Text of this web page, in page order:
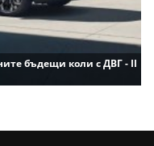
бъдещи коли с ДВГ - II